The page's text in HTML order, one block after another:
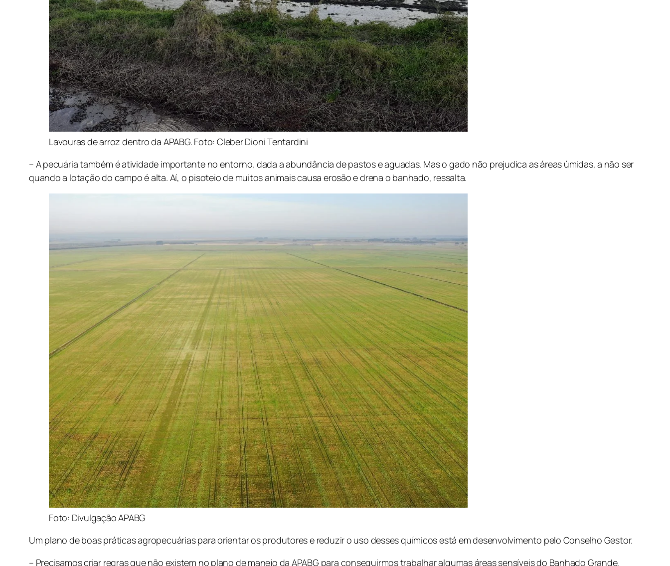
Lavouras de arroz dentro da APABG. Foto: Cleber Dioni Tentardini
– A pecuária também é atividade importante no entorno, dada a abundância de pastos e aguadas. Mas o gado não prejudica as áreas úmidas, a não ser
quando a lotação do campo é alta. Aí, o pisoteio de muitos animais causa erosão e drena o banhado, ressalta.
Foto: Divulgação APABG
Um plano de boas práticas agropecuárias para orientar os produtores e reduzir o uso desses químicos está em desenvolvimento pelo Conselho Gestor.
– Precisamos criar regras que não existem no plano de manejo da APABG para conseguirmos trabalhar algumas áreas sensíveis do Banhado Grande,